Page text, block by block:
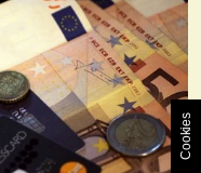
Cookies